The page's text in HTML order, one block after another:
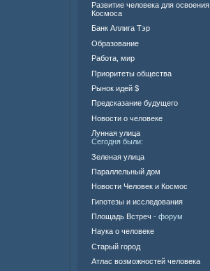
Развитие человека для освоения
Космоса
Банк Аллига Тэр
Образование
Работа, мир
Приоритеты общества
Рынок идей $
Предсказание будущего
Новости о человеке
Лунная улица
Сегодня были:
Зеленая улица
Параллельный дом
Новости Человек и Космос
Гипотезы и исследования
Площадь Встреч - форум
Наука о человеке
Старый город
Атлас возможностей человека